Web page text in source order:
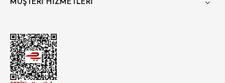
MÜŞTERİ HİZMETLERİ